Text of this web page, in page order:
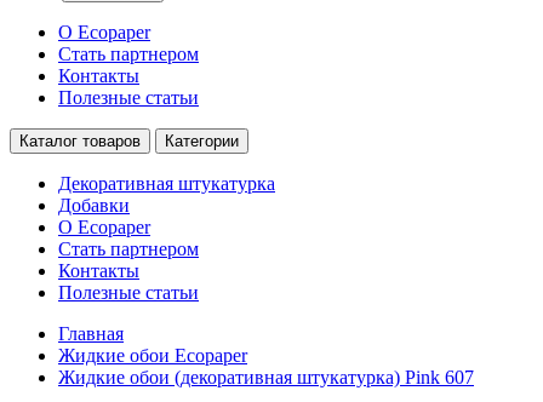
О Ecopaper
Стать партнером
Контакты
Полезные статьи
Каталог товаров Категории
Декоративная штукатурка
Добавки
О Ecopaper
Стать партнером
Контакты
Полезные статьи
Главная
Жидкие обои Ecopaper
Жидкие обои (декоративная штукатурка) Pink 607